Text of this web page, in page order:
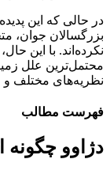
در حالی که این
بزرگسالان جوان،
نکرده‌اند. با این
محتمل‌ترین علل
نظریه‌های مختلف
فهرست مطالب
دژاوو چگونه